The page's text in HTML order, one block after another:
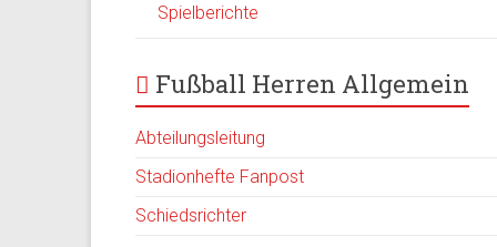
Spielberichte
Fußball Herren Allgemein
Abteilungsleitung
Stadionhefte Fanpost
Schiedsrichter